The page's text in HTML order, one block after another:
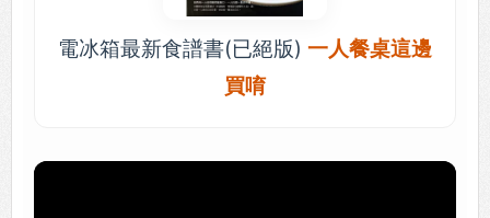
電冰箱最新食譜書(已絕版) 一人餐桌這邊
買唷